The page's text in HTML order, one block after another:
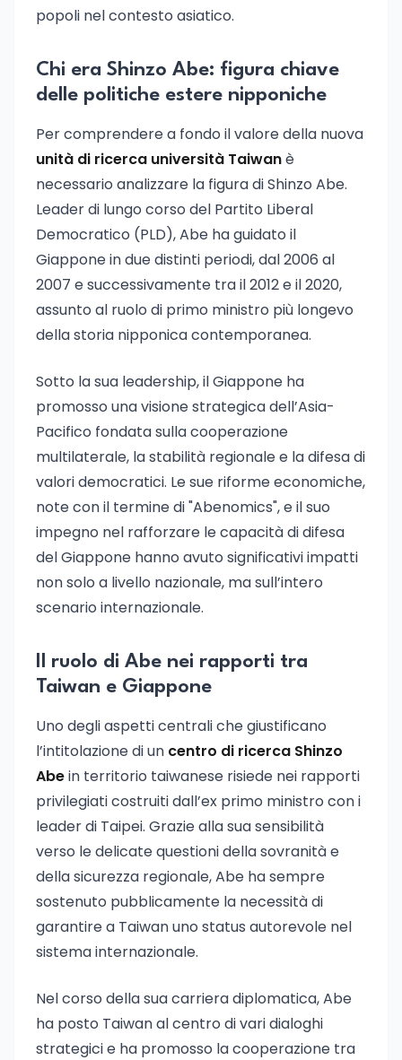
popoli nel contesto asiatico.
Chi era Shinzo Abe: figura chiave
delle politiche estere nipponiche
Per comprendere a fondo il valore della nuova
unità di ricerca università Taiwanè
necessario analizzare la figura di Shinzo Abe.
Leader di lungo corso del Partito Liberal
Democratico (PLD), Abe ha guidato il
Giappone in due distinti periodi, dal 2006 al
2007 e successivamente tra il 2012 e il 2020,
assunto al ruolo di primo ministro più longevo
della storia nipponica contemporanea.
Sotto la sua leadership, il Giappone ha
promosso una visione strategica dell’Asia-
Pacifico fondata sulla cooperazione
multilaterale, la stabilità regionale e la difesa di
valori democratici. Le sue riforme economiche,
note con il termine di "Abenomics", e il suo
impegno nel rafforzare le capacità di difesa
del Giappone hanno avuto significativi impatti
non solo a livello nazionale, ma sull’intero
scenario internazionale.
Il ruolo di Abe nei rapporti tra
Taiwan e Giappone
Uno degli aspetti centrali che giustificano
l’intitolazione di un centro di ricerca Shinzo
Abein territorio taiwanese risiede nei rapporti
privilegiati costruiti dall’ex primo ministro con i
leader di Taipei. Grazie alla sua sensibilità
verso le delicate questioni della sovranità e
della sicurezza regionale, Abe ha sempre
sostenuto pubblicamente la necessità di
garantire a Taiwan uno status autorevole nel
sistema internazionale.
Nel corso della sua carriera diplomatica, Abe
ha posto Taiwan al centro di vari dialoghi
strategici e ha promosso la cooperazione tra